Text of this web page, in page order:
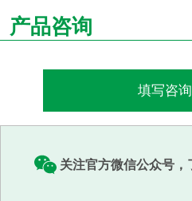
产品咨询
填写咨
关注官方微信公众号，